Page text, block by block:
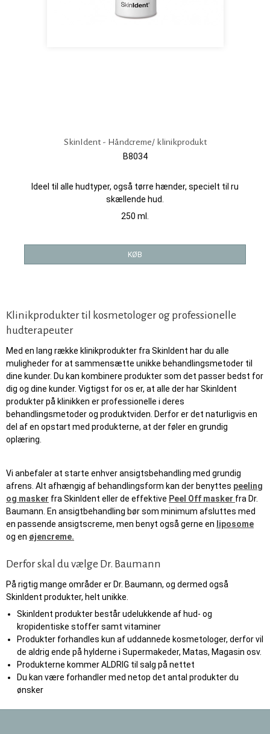
SkinIdent - Håndcreme/ klinikprodukt
B8034
Ideel til alle hudtyper, også tørre hænder, specielt til ru
skællende hud.
250 ml.
KØB
Klinikprodukter til kosmetologer og professionelle
hudterapeuter
Med en lang række klinikprodukter fra SkinIdent har du alle
muligheder for at sammensætte unikke behandlingsmetoder til
dine kunder. Du kan kombinere produkter som det passer bedst for
dig og dine kunder. Vigtigst for os er, at alle der har SkinIdent
produkter på klinikken er professionelle i deres
behandlingsmetoder og produktviden. Derfor er det naturligvis en
del af en opstart med produkterne, at der føler en grundig
oplæring.
Vi anbefaler at starte enhver ansigtsbehandling med grundig
afrens. Alt afhængig af behandlingsform kan der benyttes peeling
og masker fra SkinIdent eller de effektive Peel Off masker fra Dr.
Baumann. En ansigtbehandling bør som minimum afsluttes med
en passende ansigtscreme, men benyt også gerne en liposome
og en øjencreme.
Derfor skal du vælge Dr. Baumann
På rigtig mange områder er Dr. Baumann, og dermed også
SkinIdent produkter, helt unikke.
SkinIdent produkter består udelukkende af hud- og
kropidentiske stoffer samt vitaminer
Produkter forhandles kun af uddannede kosmetologer, derfor vil
de aldrig ende på hylderne i Supermakeder, Matas, Magasin osv.
Produkterne kommer ALDRIG til salg på nettet
Du kan være forhandler med netop det antal produkter du
ønsker